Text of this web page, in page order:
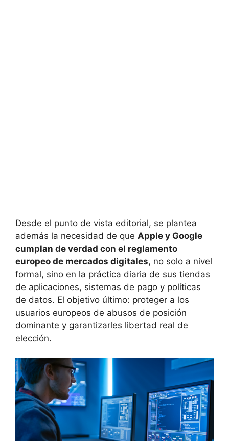
Desde el punto de vista editorial, se plantea
además la necesidad de que Apple y Google
cumplan de verdad con el reglamento
europeo de mercados digitales, no solo a nivel
formal, sino en la práctica diaria de sus tiendas
de aplicaciones, sistemas de pago y políticas
de datos. El objetivo último: proteger a los
usuarios europeos de abusos de posición
dominante y garantizarles libertad real de
elección.